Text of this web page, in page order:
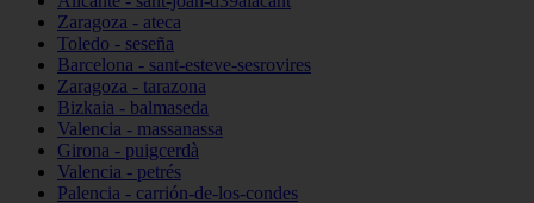
Zaragoza - ateca
Toledo - seseña
Barcelona - sant-esteve-sesrovires
Zaragoza - tarazona
Bizkaia - balmaseda
Valencia - massanassa
Girona - puigcerdà
Valencia - petrés
Palencia - carrión-de-los-condes